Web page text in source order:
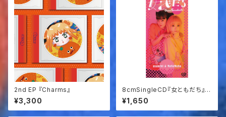
2nd EP 『Charms』
¥3,300
8cmSingleCD『女ともだち』M
aNaMaNa&usabeni
¥1,650